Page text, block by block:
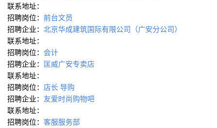
联系地址：
招聘岗位： 前台文员
招聘企业： 北京华成建筑国际有限公司（广安分公司）
联系地址：
招聘岗位： 会计
招聘企业： 匡威广安专卖店
联系地址：
招聘岗位： 店长 导购
招聘企业： 友爱时尚购物吧
联系地址：
招聘岗位： 客服服务部